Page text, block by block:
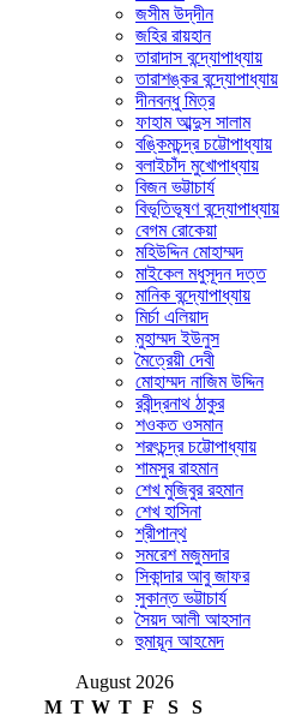
জসীম উদ্‌দীন
জহির রায়হান
তারাদাস বন্দ্যোপাধ্যায়
তারাশঙ্কর বন্দ্যোপাধ্যায়
দীনবন্ধু মিত্র
ফাহাম আব্দুস সালাম
বঙ্কিমচন্দ্র চট্টোপাধ্যায়
বলাইচাঁদ মুখোপাধ্যায়
বিজন ভট্টাচার্য
বিভূতিভূষণ বন্দ্যোপাধ্যায়
বেগম রোকেয়া
মহিউদ্দিন মোহাম্মদ
মাইকেল মধুসূদন দত্ত
মানিক বন্দ্যোপাধ্যায়
মির্চা এলিয়াদ
মুহাম্মদ ইউনুস
মৈত্রেয়ী দেবী
মোহাম্মদ নাজিম উদ্দিন
রবীন্দ্রনাথ ঠাকুর
শওকত ওসমান
শরৎচন্দ্র চট্টোপাধ্যায়
শামসুর রাহমান
শেখ মুজিবুর রহমান
শেখ হাসিনা
শ্রীপান্থ
সমরেশ মজুমদার
সিকান্দার আবু জাফর
সুকান্ত ভট্টাচার্য
সৈয়দ আলী আহসান
হুমায়ূন আহমেদ
August 2026
M T W T F S S